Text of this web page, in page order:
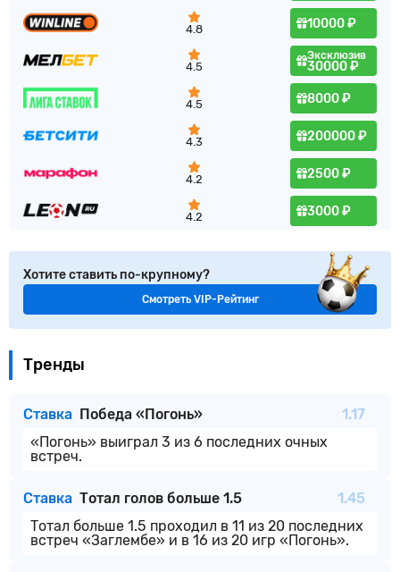
4.8 10000 ₽
4.5
Эксклюзив
30000 ₽
4.5 8000 ₽
4.3 200000 ₽
4.2 2500 ₽
4.2 3000 ₽
Хотите ставить по-крупному?
Смотреть VIP-Рейтинг
Тренды
Ставка Победа «Погонь»
1.17
«Погонь» выиграл 3 из 6 последних очных
встреч.
Ставка Тотал голов больше 1.5
1.45
Тотал больше 1.5 проходил в 11 из 20 последних
встреч «Заглембе» и в 16 из 20 игр «Погонь».